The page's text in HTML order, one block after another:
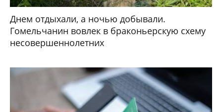
Днем отдыхали, а ночью добывали.
Гомельчанин вовлек в браконьерскую схему
несовершеннолетних